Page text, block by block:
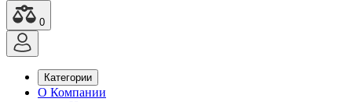
0
Категории
О Компании